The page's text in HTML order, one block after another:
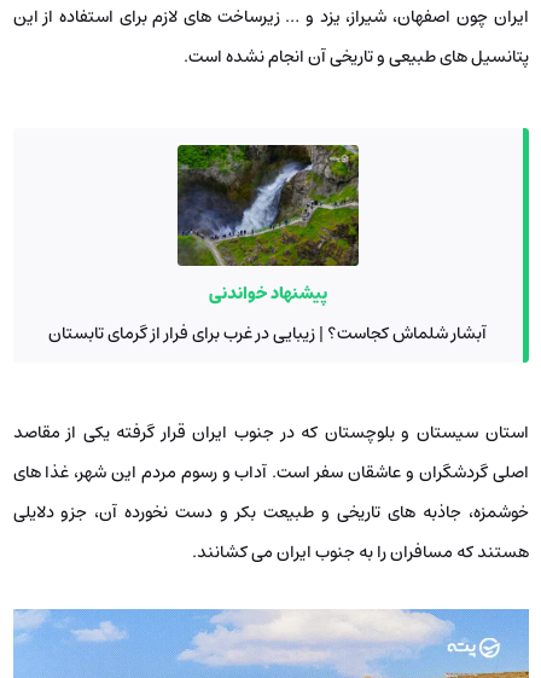
ایران چون اصفهان، شیراز، یزد و … زیرساخت‌ های لازم برای استفاده از این
پتانسیل‌ های طبیعی و تاریخی آن انجام نشده است.
پیشنهاد خواندنی
آبشار شلماش کجاست؟ | زیبایی در غرب برای فرار از گرمای تابستان
استان سیستان و بلوچستان که در جنوب ایران قرار گرفته یکی از مقاصد
اصلی گردشگران و عاشقان سفر است. آداب و رسوم مردم این شهر، غذا های
خوشمزه، جاذبه‌ های تاریخی و طبیعت بکر و دست نخورده آن، جزو دلایلی
هستند که مسافران را به جنوب ایران می ‌کشانند.